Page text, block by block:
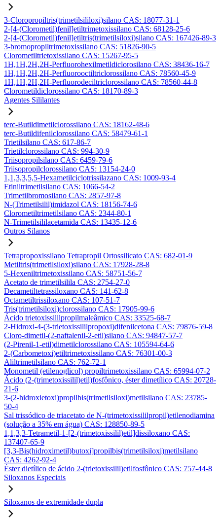
3-Cloropropiltris(trimetilsililoxi)silano CAS: 18077-31-1
2-[4-(Clorometil)fenil]etiltrimetoxissilano CAS: 68128-25-6
2-[4-(Clorometil)fenil]etiltris(trimetilsiloxi)silano CAS: 167426-89-3
3-bromopropiltrimetoxissilano CAS: 51826-90-5
Clorometiltrietoxissilano CAS: 15267-95-5
1H,1H,2H,2H-Perfluorohexilmetildiclorosilano CAS: 38436-16-7
1H,1H,2H,2H-Perfluorooctiltriclorossilano CAS: 78560-45-9
1H,1H,2H,2H-Perfluorodeciltriclorossilano CAS: 78560-44-8
Clorometildiclorossilano CAS: 18170-89-3
Agentes Sililantes
terc-Butildimetilclorossilano CAS: 18162-48-6
terc-Butildifenilclorossilano CAS: 58479-61-1
Trietilsilano CAS: 617-86-7
Trietilclorossilano CAS: 994-30-9
Triisopropilsilano CAS: 6459-79-6
Triisopropilclorossilano CAS: 13154-24-0
1,1,3,3,5,5-Hexametilciclotrissilazano CAS: 1009-93-4
Etiniltrimetilsilano CAS: 1066-54-2
Trimetilbromosilano CAS: 2857-97-8
N-(Trimetilsilil)imidazol CAS: 18156-74-6
Clorometiltrimetilsilano CAS: 2344-80-1
N-Trimetilsililacetamida CAS: 13435-12-6
Outros Silanos
Tetrapropoxissilano Tetrapropil Ortossilicato CAS: 682-01-9
Metiltris(trimetilsiloxi)silano CAS: 17928-28-8
5-Hexeniltrimetoxissilano CAS: 58751-56-7
Acetato de trimetilsilila CAS: 2754-27-0
Decametiltetrassiloxano CAS: 141-62-8
Octametiltrissiloxano CAS: 107-51-7
Tris(trimetilsiloxi)clorossilano CAS: 17905-99-6
Ácido trietoxissililpropilmaleâmico CAS: 33525-68-7
2-Hidroxi-4-(3-trietoxissililpropoxi)difenilcetona CAS: 79876-59-8
Cloro-dimetil-(2-naftalenil-2-etil)silano CAS: 94847-57-7
(2-Pirenil-1-etil)dimetilclorossilano CAS: 105594-64-6
2-(Carbometoxi)etiltrimetoxissilano CAS: 76301-00-3
Aliltrimetilsilano CAS: 762-72-1
Monometil (etilenoglicol) propiltrimetoxissilano CAS: 65994-07-2
Ácido (2-(trimetoxissilil)etil)fosfônico, éster dimetílico CAS: 20728-
21-6
3-(2-hidroxietoxi)propilbis(trimetilsiloxi)metilsilano CAS: 23785-
50-4
Sal trissódico de triacetato de N-(trimetoxissililpropil)etilenodiamina
(solução a 35% em água) CAS: 128850-89-5
1,1,3,3-Tetrametil-1-[2-(trimetoxissilil)etil]dissiloxano CAS:
137407-65-9
[3,3-Bis(hidroximetil)butoxi]propilbis(trimetilsiloxi)metilsilano
CAS: 4262-92-4
Éster dietílico de ácido 2-(trietoxissilil)etilfosfônico CAS: 757-44-8
Siloxanos Especiais
Siloxanos de extremidade dupla